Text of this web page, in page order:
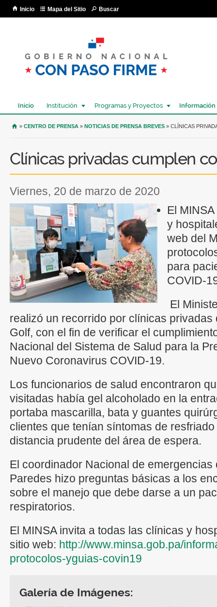
Inicio Mapa del Sitio Buscar
Inicio Institución Programas y Proyectos Información
USTED SE ENCUENTRA AQUÍ
» CENTRO DE PRENSA » NOTICIAS DE PRENSA BREVES » CLÍNICAS
Clínicas privadas cumplen
viernes, 20 de marzo de 2020
El
y
web del
para
COVID-
El
realizó un recorrido por clínicas
Golf, con el fin de verificar el
Nacional del Sistema de Salud para la
Nuevo Coronavirus COVID-19.
Los funcionarios de salud encontraron
visitadas había gel alcoholado en la
portaba mascarilla, bata y guantes
clientes que tenían síntomas de
distancia prudente del área de espera.
El coordinador Nacional de emergencias
Paredes hizo preguntas básicas a los
sobre el manejo que debe darse a un
respiratorios.
El MINSA invita a todas las clínicas y
sitio web: http://www.minsa.gob.pa/
protocolos-yguias-covin19
Galería de Imágenes: